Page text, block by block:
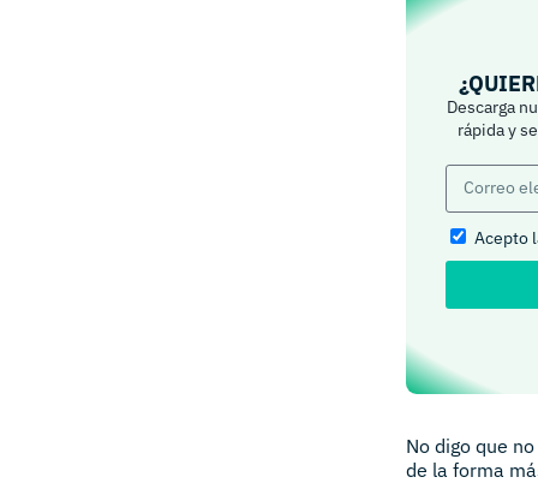
Descarga
rápida y
Acepto
No digo que
de la forma